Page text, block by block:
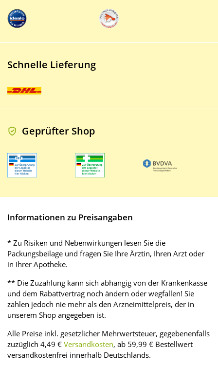
Schnelle Lieferung
Geprüfter Shop
Informationen zu Preisangaben
* Zu Risiken und Nebenwirkungen lesen Sie die
Packungsbeilage und fragen Sie Ihre Ärztin, Ihren Arzt oder
in Ihrer Apotheke.
** Die Zuzahlung kann sich abhängig von der Krankenkasse
und dem Rabattvertrag noch ändern oder wegfallen! Sie
zahlen jedoch nie mehr als den Arzneimittelpreis, der in
unserem Shop angegeben ist.
Alle Preise inkl. gesetzlicher Mehrwertsteuer, gegebenenfalls
zuzüglich 4,49 € Versandkosten, ab 59,99 € Bestellwert
versandkostenfrei innerhalb Deutschlands.